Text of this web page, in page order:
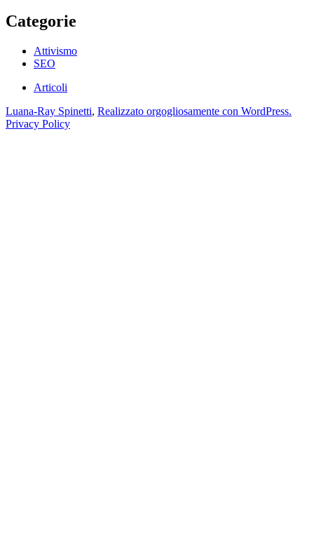
Categorie
Attivismo
SEO
Articoli
Luana-Ray Spinetti, Realizzato orgogliosamente con WordPress.
Privacy Policy